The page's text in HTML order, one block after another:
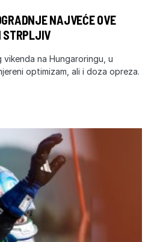
NAJVEĆE OVE
STRPLJIV
na Hungaroringu, u
optimizam, ali i doza opreza.